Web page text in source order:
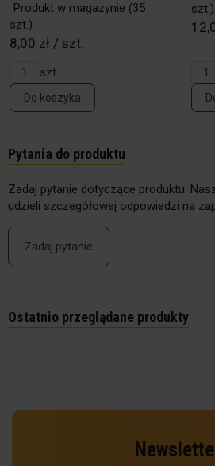
Produkt w magazynie (35
szt.)
8,00 zł / szt.
szt.
Do koszyka
szt.)
Pytania do produktu
Zadaj pytanie dotyczące produktu.
udzieli szczegółowej odpowiedzi na
Zadaj pytanie
Ostatnio przeglądane produkty